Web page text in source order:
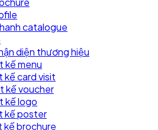
catalogue
diện thương hiệu
kế menu
kế card visit
kế voucher
kế logo
kế poster
kế brochure